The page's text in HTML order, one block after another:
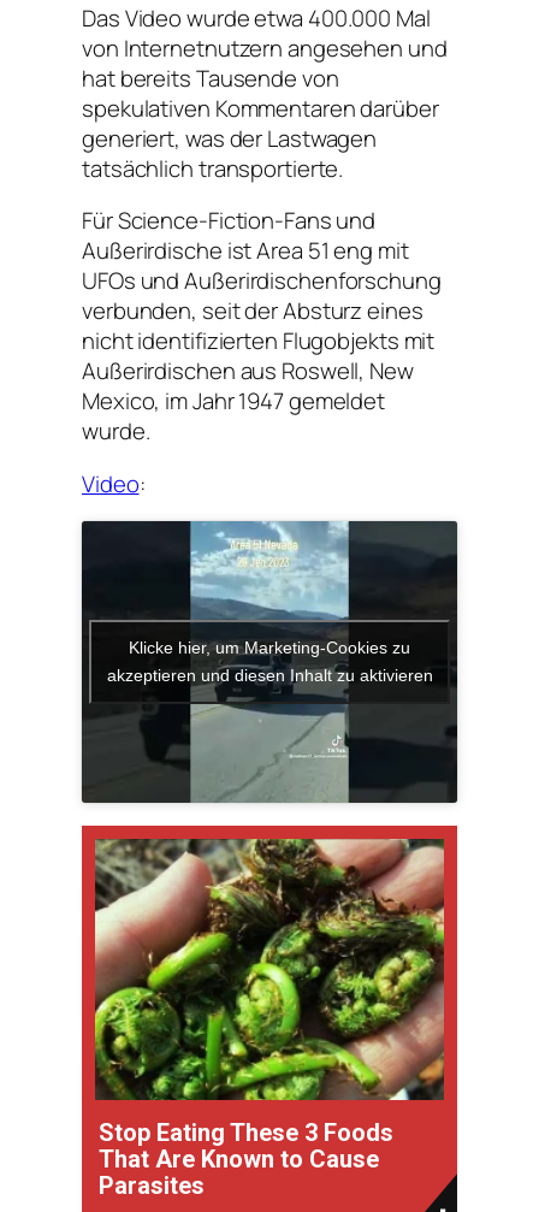
Das Video wurde etwa 400.000 Mal
von Internetnutzern angesehen und
hat bereits Tausende von
spekulativen Kommentaren darüber
generiert, was der Lastwagen
tatsächlich transportierte.
Für Science-Fiction-Fans und
Außerirdische ist Area 51 eng mit
UFOs und Außerirdischenforschung
verbunden, seit der Absturz eines
nicht identifizierten Flugobjekts mit
Außerirdischen aus Roswell, New
Mexico, im Jahr 1947 gemeldet
wurde.
Video:
Klicke hier, um Marketing-Cookies zu
akzeptieren und diesen Inhalt zu aktivieren
Stop Eating These 3 Foods
That Are Known to Cause
Parasites